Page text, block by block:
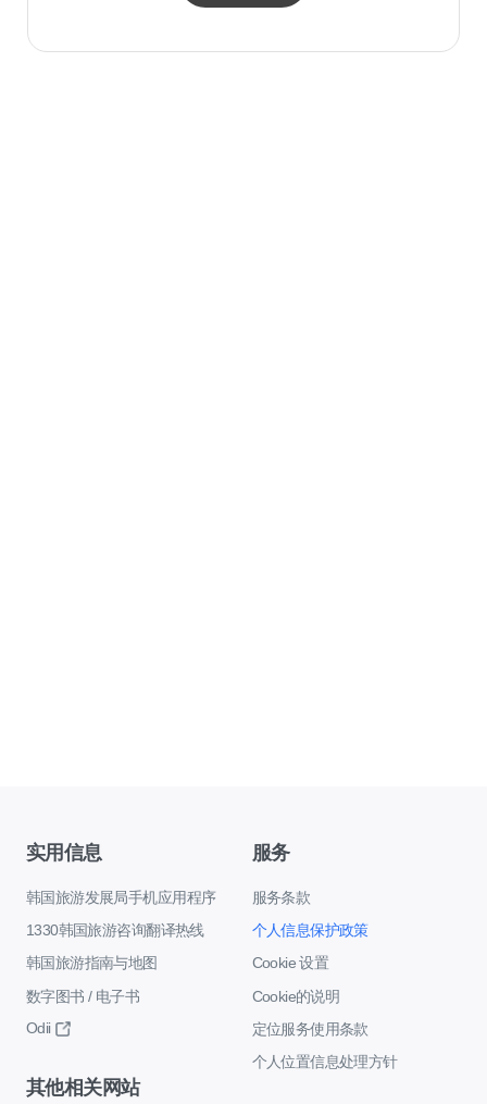
实用信息
韩国旅游发展局手机应用程序
1330韩国旅游咨询翻译热线
韩国旅游指南与地图
数字图书 / 电子书
Odii
服务
服务条款
个人信息保护政策
Cookie 设置
Cookie的说明
定位服务使用条款
个人位置信息处理方针
其他相关网站